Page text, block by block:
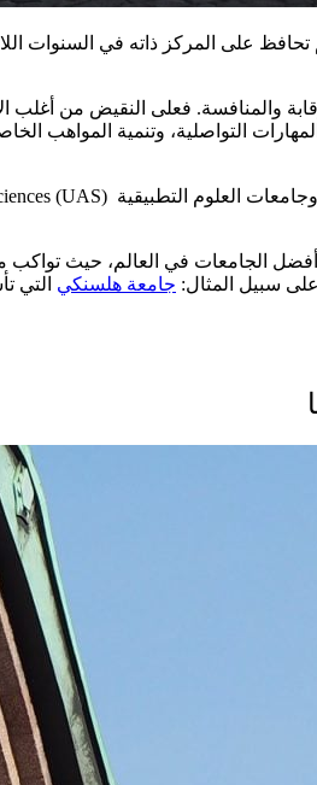
تعليمية على مستوى العالم عام 2015، وبالرغم من أنها
والمنافسة. فعلى النقيض من أغلب
التواصلية، وتنمية المواهب
الجامعات في العالم، حيث
سبيل المثال: جامعة هلسنكي التي